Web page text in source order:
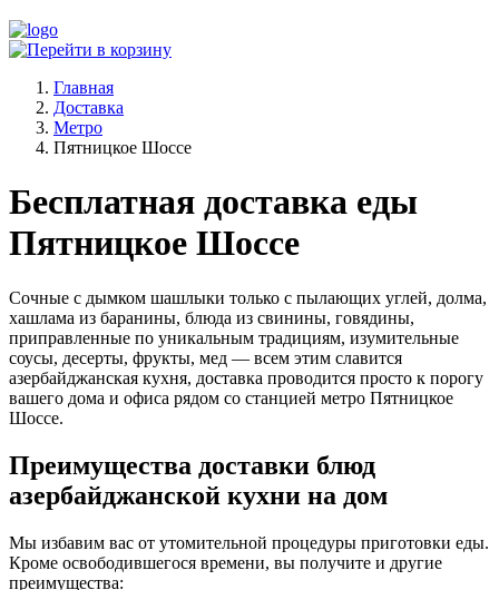
Главная
Доставка
Метро
Пятницкое Шоссе
Бесплатная доставка еды
Пятницкое Шоссе
Сочные с дымком шашлыки только с пылающих углей, долма,
хашлама из баранины, блюда из свинины, говядины,
приправленные по уникальным традициям, изумительные
соусы, десерты, фрукты, мед — всем этим славится
азербайджанская кухня, доставка проводится просто к порогу
вашего дома и офиса рядом со станцией метро Пятницкое
Шоссе.
Преимущества доставки блюд
азербайджанской кухни на дом
Мы избавим вас от утомительной процедуры приготовки еды.
Кроме освободившегося времени, вы получите и другие
преимущества: